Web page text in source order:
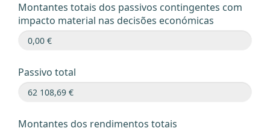
Montantes totais dos passivos contingentes com
impacto material nas decisões económicas
Passivo total
Montantes dos rendimentos totais